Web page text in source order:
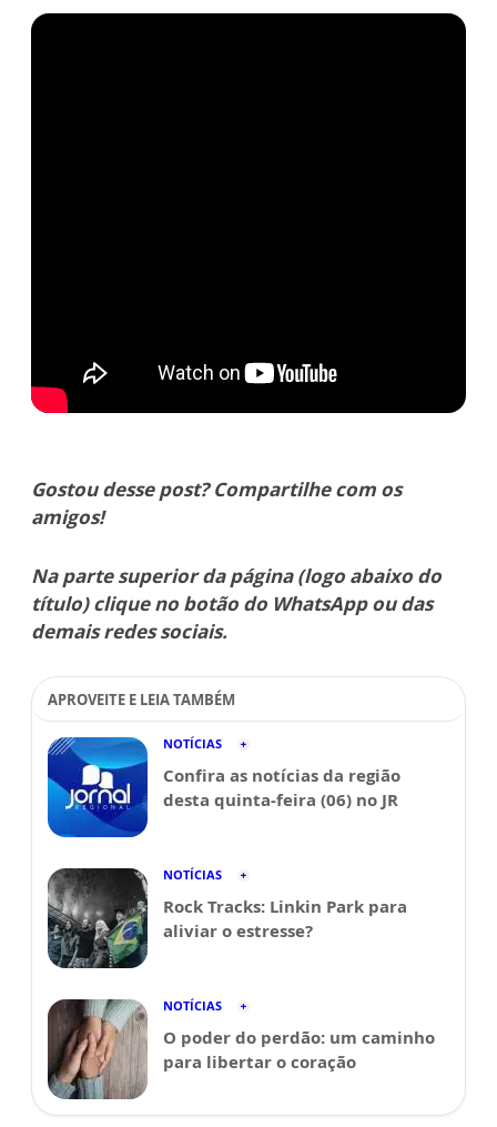
Gostou desse post? Compartilhe com os
amigos!
Na parte superior da página (logo abaixo do
título) clique no botão do WhatsApp ou das
demais redes sociais.
APROVEITE E LEIA TAMBÉM
NOTÍCIAS
Confira as notícias da região
desta quinta-feira (06) no JR
NOTÍCIAS
Rock Tracks: Linkin Park para
aliviar o estresse?
NOTÍCIAS
O poder do perdão: um caminho
para libertar o coração